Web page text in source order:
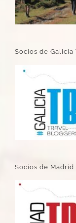
Socios de Galicia
Socios de